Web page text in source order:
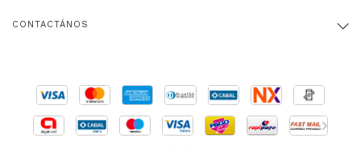
CONTACTÁNOS